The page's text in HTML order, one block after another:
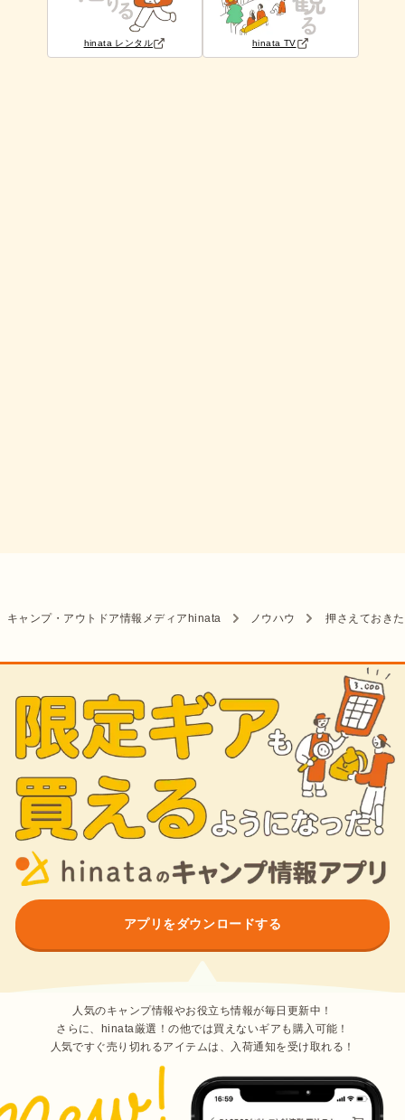
hinata レンタル hinata TV
キャンプ・アウトドア情報メディアhinata ノウハウ 押さえておき
アプリをダウンロードする
人気のキャンプ情報やお役立ち情報が毎日更新中！
さらに、hinata厳選！の他では買えないギアも購入可能！
人気ですぐ売り切れるアイテムは、入荷通知を受け取れる！